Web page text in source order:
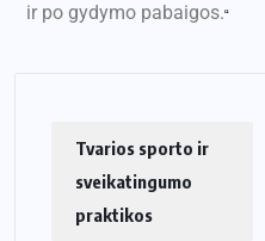
ir po gydymo pabaigos.“
Tvarios sporto ir
sveikatingumo
praktikos